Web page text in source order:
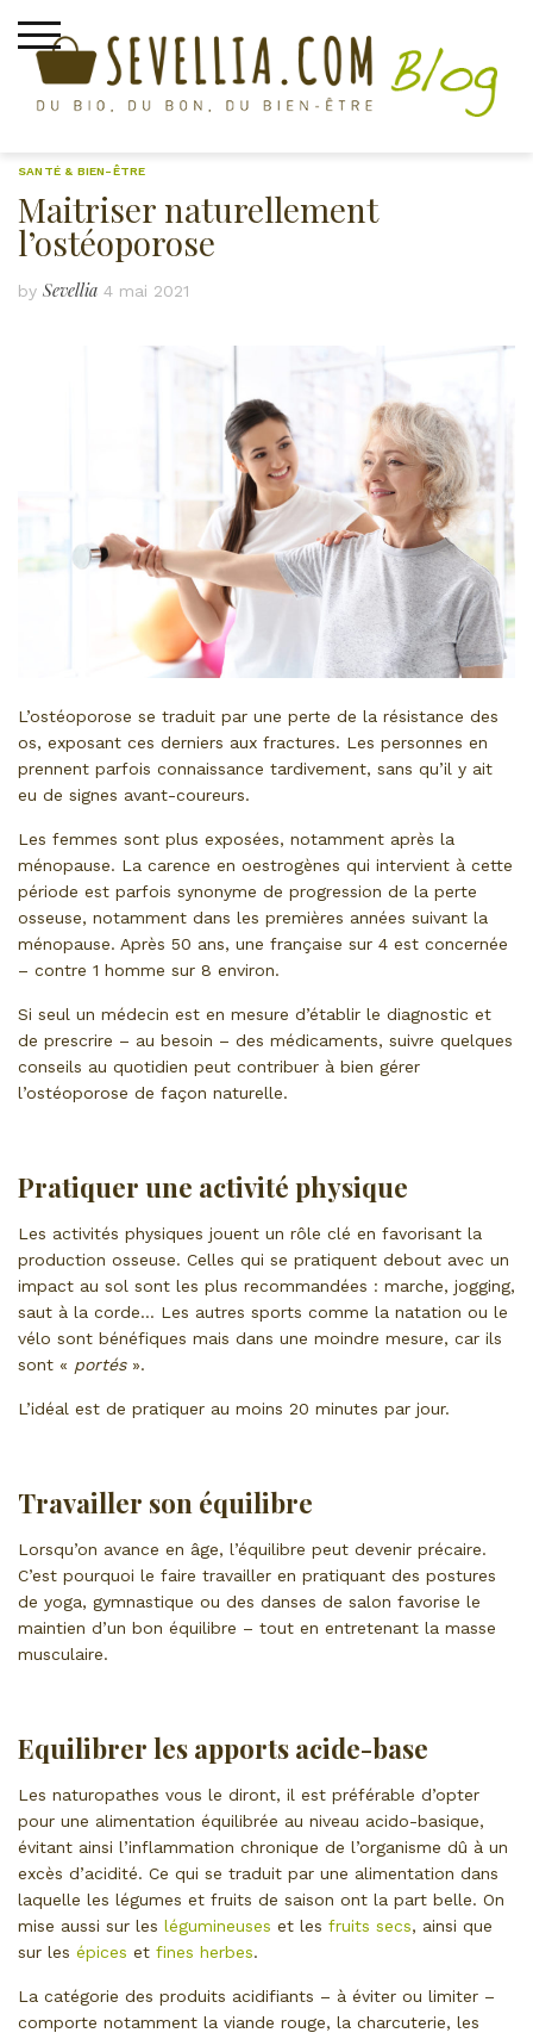
content
SANTÉ & BIEN-ÊTRE
Maitriser naturellement
l’ostéoporose
by Sevellia 4 mai 2021
L’ostéoporose se traduit par une perte de la résistance des
os, exposant ces derniers aux fractures. Les personnes en
prennent parfois connaissance tardivement, sans qu’il y ait
eu de signes avant-coureurs.
Les femmes sont plus exposées, notamment après la
ménopause. La carence en oestrogènes qui intervient à cette
période est parfois synonyme de progression de la perte
osseuse, notamment dans les premières années suivant la
ménopause. Après 50 ans, une française sur 4 est concernée
– contre 1 homme sur 8 environ.
Si seul un médecin est en mesure d’établir le diagnostic et
de prescrire – au besoin – des médicaments, suivre quelques
conseils au quotidien peut contribuer à bien gérer
l’ostéoporose de façon naturelle.
Pratiquer une activité physique
Les activités physiques jouent un rôle clé en favorisant la
production osseuse. Celles qui se pratiquent debout avec un
impact au sol sont les plus recommandées : marche, jogging,
saut à la corde… Les autres sports comme la natation ou le
vélo sont bénéfiques mais dans une moindre mesure, car ils
sont « portés».
L’idéal est de pratiquer au moins 20 minutes par jour.
Travailler son équilibre
Lorsqu’on avance en âge, l’équilibre peut devenir précaire.
C’est pourquoi le faire travailler en pratiquant des postures
de yoga, gymnastique ou des danses de salon favorise le
maintien d’un bon équilibre – tout en entretenant la masse
musculaire.
Equilibrer les apports acide-base
Les naturopathes vous le diront, il est préférable d’opter
pour une alimentation équilibrée au niveau acido-basique,
évitant ainsi l’inflammation chronique de l’organisme dû à un
excès d’acidité. Ce qui se traduit par une alimentation dans
laquelle les légumes et fruits de saison ont la part belle. On
mise aussi sur les légumineuses et les fruits secs, ainsi que
sur les épices et fines herbes.
La catégorie des produits acidifiants – à éviter ou limiter –
comporte notamment la viande rouge, la charcuterie, les